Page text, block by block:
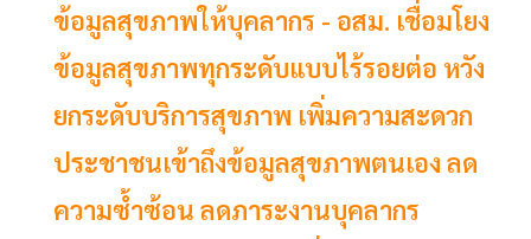
ข้อมูลสุขภาพให้บุคลากร - อสม. เชื่อมโยง
ข้อมูลสุขภาพทุกระดับแบบไร้รอยต่อ หวัง
ยกระดับบริการสุขภาพ เพิ่มความสะดวก
ประชาชนเข้าถึงข้อมูลสุขภาพตนเอง ลด
ความซ้ำซ้อน ลดภาระงานบุคลากร